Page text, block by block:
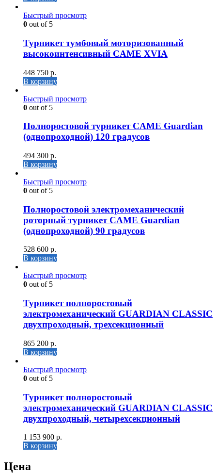
Быстрый просмотр
0 out of 5
Турникет тумбовый моторизованный
высокоинтенсивный CAME XVIA
448 750 р.
В корзину
Быстрый просмотр
0 out of 5
Полноростовой турникет CAME Guardian
(однопроходной) 120 градусов
494 300 р.
В корзину
Быстрый просмотр
0 out of 5
Полноростовой электромеханический
роторный турникет CAME Guardian
(однопроходной) 90 градусов
528 600 р.
В корзину
Быстрый просмотр
0 out of 5
Турникет полноростовый
электромеханический GUARDIAN CLASSIC
двухпроходный, трехсекционный
865 200 р.
В корзину
Быстрый просмотр
0 out of 5
Турникет полноростовый
электромеханический GUARDIAN CLASSIC
двухпроходный, четырехсекционный
1 153 900 р.
В корзину
Цена